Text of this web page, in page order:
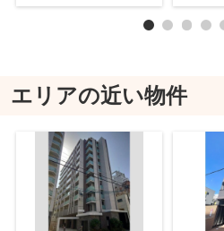
エリアの近い物件